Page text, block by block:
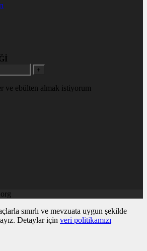
+
ve ebülten almak istiyorum
sınırlı ve mevzuata uygun şekilde
Detaylar için veri politikamızı